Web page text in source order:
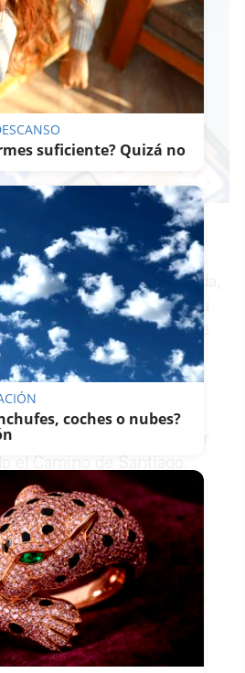
sí extraordinariamente útiles
y complexión delgada,
En el momento de su
un galgo atigrado e
de color verde oscuro y
tuvo información sobre su
se encontraba al parecer
el Camino de Santiago.
suficiente? Quizá no
coches o nubes?